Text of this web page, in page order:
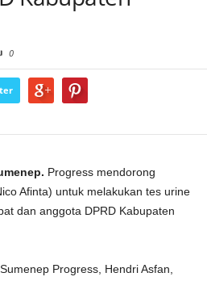
0
Progress mendorong
Afinta) untuk melakukan tes urine
dan anggota DPRD Kabupaten
Progress, Hendri Asfan,